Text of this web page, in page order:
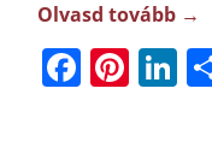
Olvasd tovább →
F Pi Li